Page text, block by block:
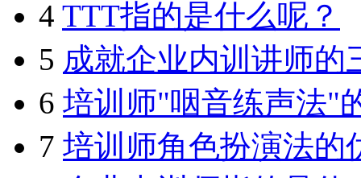
4 TTT指的是什么呢？
5 成就企业内训讲师的
6 培训师"咽音练声法"
7 培训师角色扮演法的